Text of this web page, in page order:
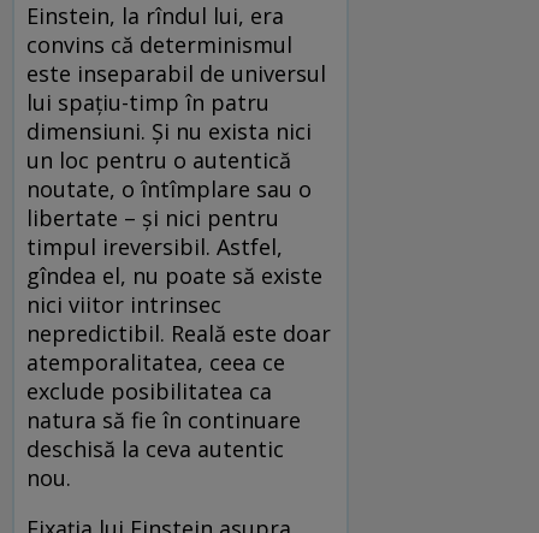
Einstein, la rîndul lui, era
convins că determinismul
este inseparabil de universul
lui spațiu-timp în patru
dimensiuni. Și nu exista nici
un loc pentru o autentică
noutate, o întîmplare sau o
libertate – și nici pentru
timpul ireversibil. Astfel,
gîndea el, nu poate să existe
nici viitor intrinsec
nepredictibil. Reală este doar
atemporalitatea, ceea ce
exclude posibilitatea ca
natura să fie în continuare
deschisă la ceva autentic
nou.